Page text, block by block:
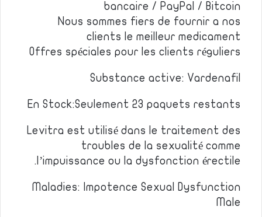
bancaire / PayPal / Bitcoin
Nous sommes fiers de fournir a nos
clients le meilleur medicament
Offres spéciales pour les clients réguliers
Substance active: Vardenafil
En Stock:Seulement 23 paquets restants
Levitra est utilisé dans le traitement des
troubles de la sexualité comme
l’impuissance ou la dysfonction érectile.
Maladies: Impotence Sexual Dysfunction
Male